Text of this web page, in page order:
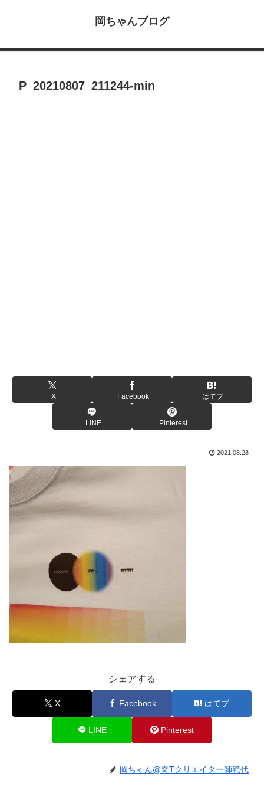
岡ちゃんブログ
P_20210807_211244-min
X Facebook はてブ
LINE Pinterest
2021.08.28
シェアする
X Facebook はてブ
LINE Pinterest
岡ちゃん@奇Tクリエイター師範代